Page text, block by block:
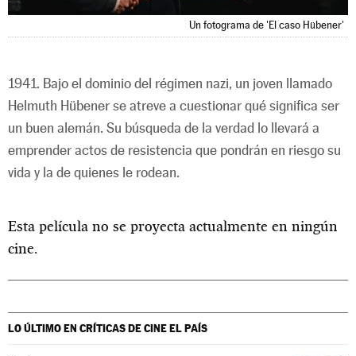
Un fotograma de 'El caso Hübener'
1941. Bajo el dominio del régimen nazi, un joven llamado
Helmuth Hübener se atreve a cuestionar qué significa ser
un buen alemán. Su búsqueda de la verdad lo llevará a
emprender actos de resistencia que pondrán en riesgo su
vida y la de quienes le rodean.
Esta película no se proyecta actualmente en ningún
cine.
LO ÚLTIMO EN CRÍTICAS DE CINEEL PAÍS